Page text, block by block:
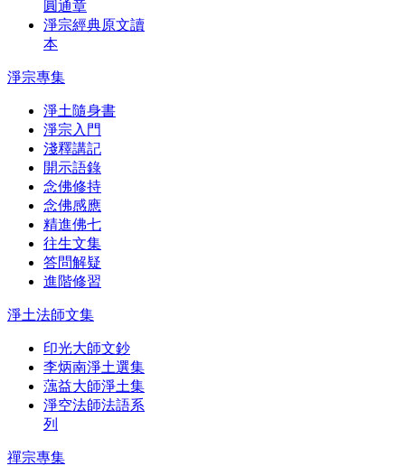
圓通章
淨宗經典原文讀
本
淨宗專集
淨土隨身書
淨宗入門
淺釋講記
開示語錄
念佛修持
念佛感應
精進佛七
往生文集
答問解疑
進階修習
淨土法師文集
印光大師文鈔
李炳南淨土選集
蕅益大師淨土集
淨空法師法語系
列
禪宗專集